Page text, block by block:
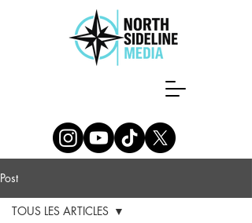
Post
TOUS LES ARTICLES